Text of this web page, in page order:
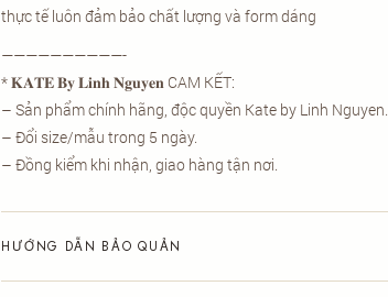
thực tế luôn đảm bảo chất lượng và form dáng
——————————-
* 𝐊𝐀𝐓𝐄 𝐁𝐲 𝐋𝐢𝐧𝐡 𝐍𝐠𝐮𝐲𝐞𝐧 CAM KẾT:
– Sản phẩm chính hãng, độc quyền Kate by Linh Nguyen.
– Đổi size/mẫu trong 5 ngày.
– Đồng kiểm khi nhận, giao hàng tận nơi.
HƯỚNG DẪN BẢO QUẢN